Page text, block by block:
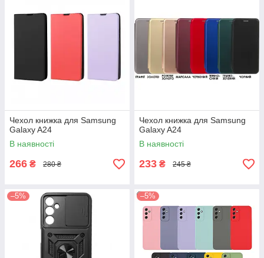
Чехол книжка для Samsung
Galaxy A24
В наявності
266 ₴ 280 ₴
Чехол книжка для Samsung
Galaxy A24
В наявності
233 ₴ 245 ₴
–5% –5%